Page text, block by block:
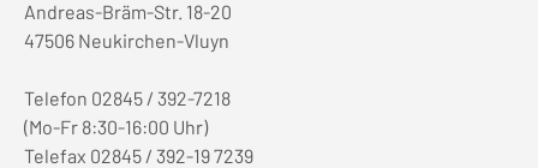
Andreas-Bräm-Str. 18-20
47506 Neukirchen-Vluyn
Telefon 02845 / 392-7218
(Mo-Fr 8:30-16:00 Uhr)
Telefax 02845 / 392-19 7239